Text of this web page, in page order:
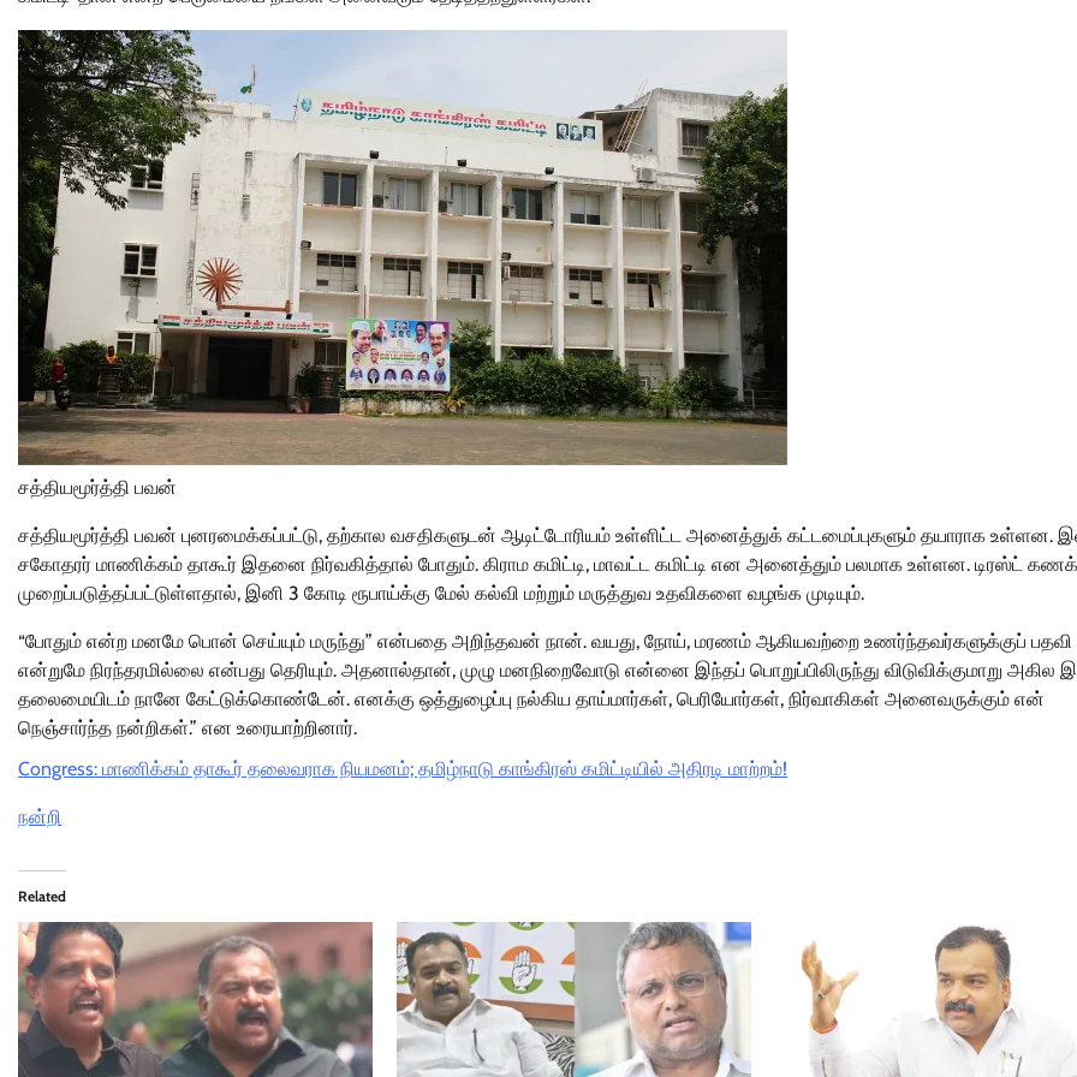
சத்தியமூர்த்தி பவன்
சத்தியமூர்த்தி பவன் புனரமைக்கப்பட்டு, தற்கால வசதிகளுடன் ஆடிட்டோரியம் உள்ளிட்ட அனைத்துக் கட்டமைப்புகளும் தயாராக உள்ளன.
சகோதரர் மாணிக்கம் தாகூர் இதனை நிர்வகித்தால் போதும். கிராம கமிட்டி, மாவட்ட கமிட்டி என அனைத்தும் பலமாக உள்ளன. டிரஸ்ட்
முறைப்படுத்தப்பட்டுள்ளதால், இனி 3 கோடி ரூபாய்க்கு மேல் கல்வி மற்றும் மருத்துவ உதவிகளை வழங்க முடியும்.
“போதும் என்ற மனமே பொன் செய்யும் மருந்து” என்பதை அறிந்தவன் நான். வயது, நோய், மரணம் ஆகியவற்றை உணர்ந்தவர்களுக்குப் பதவி
என்றுமே நிரந்தரமில்லை என்பது தெரியும். அதனால்தான், முழு மனநிறைவோடு என்னை இந்தப் பொறுப்பிலிருந்து விடுவிக்குமாறு அகில
தலைமையிடம் நானே கேட்டுக்கொண்டேன். எனக்கு ஒத்துழைப்பு நல்கிய தாய்மார்கள், பெரியோர்கள், நிர்வாகிகள் அனைவருக்கும் என்
நெஞ்சார்ந்த நன்றிகள்.” என உரையாற்றினார்.
Congress: மாணிக்கம் தாகூர் தலைவராக நியமனம்; தமிழ்நாடு காங்கிரஸ் கமிட்டியில் அதிரடி மாற்றம்!
நன்றி
Related